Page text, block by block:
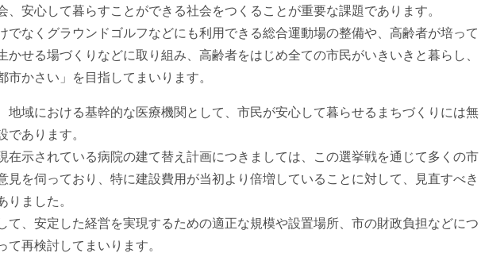
、安心して暮らすことができる社会をつくることが重要な課題であります。
なくグラウンドゴルフなどにも利用できる総合運動場の整備や、高齢者が培って
かせる場づくりなどに取り組み、高齢者をはじめ全ての市民がいきいきと暮らし、
市かさい」を目指してまいります。
域における基幹的な医療機関として、市民が安心して暮らせるまちづくりには無
であります。
示されている病院の建て替え計画につきましては、この選挙戦を通じて多くの市
見を伺っており、特に建設費用が当初より倍増していることに対して、見直すべき
りました。
、安定した経営を実現するための適正な規模や設置場所、市の財政負担などにつ
て再検討してまいります。